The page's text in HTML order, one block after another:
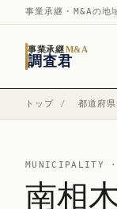
事業承継・M&Aの地
事業承継M&A
調査君
トップ / 都道府
MUNICIPALITY
南相